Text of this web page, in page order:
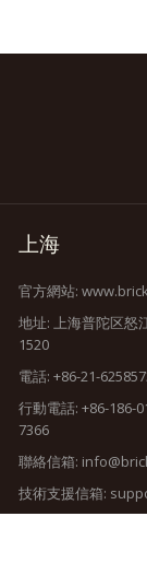
上海
官方網站:
地址: 上海普陀区怒
1520
電話: +86-21-
行動電話: +86-186-
7366
聯絡信箱:
技術支援信箱: